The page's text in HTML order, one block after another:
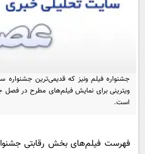
سلامت
یک برش دانایی
سفر و تفریح
سیاست خارجی
فرهنگ و هنر
علم و دانش
فناوری و It
اخبار کریپتو
قرآن
سرگرمی
فیلم
سیاستداستان
جشنواره فیلم ونیز که قدیمی‌ترین جشنواره
ویترینی برای نمایش فیلم‌های مطرح در فصل
است.